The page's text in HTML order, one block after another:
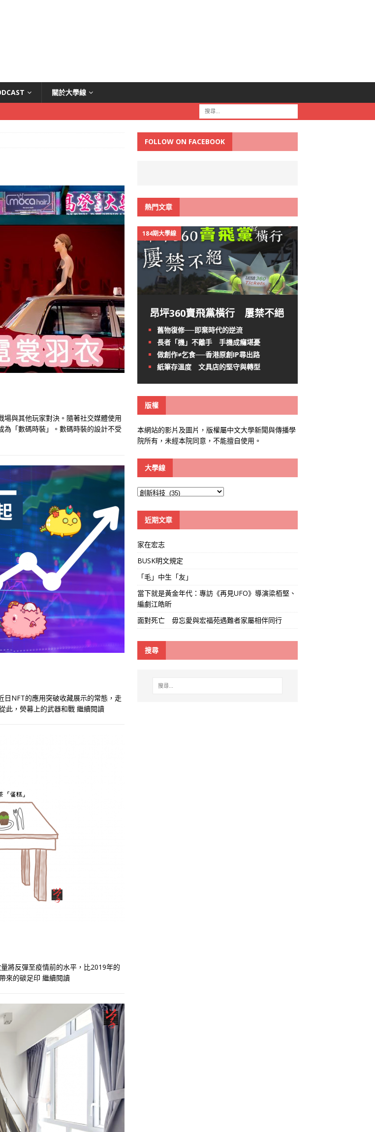
關於大學線
與其他玩家對決。隨著社交媒體使用
為「數碼時裝」。數碼時裝的設計不受
日NFT的應用突破收藏展示的常態，走
此，熒幕上的武器和戰 繼續閱讀
將反彈至疫情前的水平，比2019年的
來的碳足印 繼續閱讀
FOLLOW ON FACEBOOK
熱門文章
184期大學線
昂坪360賣飛黨橫行 屢禁不絕
舊物復修──即棄時代的逆流
長者「機」不離手 手機成癮堪憂
做創作≠乞食──香港原創IP尋出路
紙筆存溫度 文具店的堅守與轉型
版權
本網站的影片及圖片，版權屬中文大學新聞與傳播學
院所有，未經本院同意，不能擅自使用。
大學線
大
線
近期文章
家在宏志
BUSK明文規定
「毛」中生「友」
當下就是黃金年代：專訪《再見UFO》導演梁栢堅、
編劇江皓昕
面對死亡 毋忘愛與宏福苑遇難者家屬相伴同行
搜尋